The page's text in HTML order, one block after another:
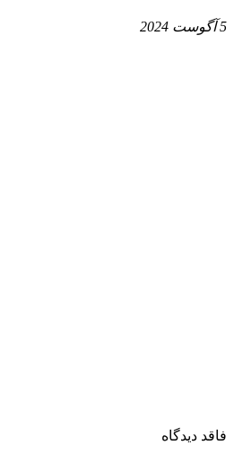
5 آگوست 2024
فاقد دیدگاه